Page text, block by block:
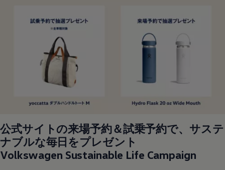
公式サイトの来場予約＆試乗予約で、サステ
ナブルな毎日をプレゼント
Volkswagen Sustainable Life Campaign